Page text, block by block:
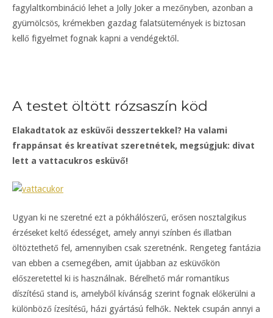
fagylaltkombináció lehet a Jolly Joker a mezőnyben, azonban a
gyümölcsös, krémekben gazdag falatsütemények is biztosan
kellő figyelmet fognak kapni a vendégektől.
A testet öltött rózsaszín köd
Elakadtatok az esküvői desszertekkel? Ha valami
frappánsat és kreatívat szeretnétek, megsúgjuk: divat
lett a vattacukros esküvő!
Ugyan ki ne szeretné ezt a pókhálószerű, erősen nosztalgikus
érzéseket keltő édességet, amely annyi színben és illatban
öltöztethető fel, amennyiben csak szeretnénk. Rengeteg fantázia
van ebben a csemegében, amit újabban az esküvőkön
előszeretettel ki is használnak. Bérelhető már romantikus
díszítésű stand is, amelyből kívánság szerint fognak előkerülni a
különböző ízesítésű, házi gyártású felhők. Nektek csupán annyi a